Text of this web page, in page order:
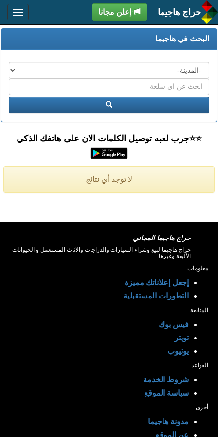
حراج هاجيما إعلن مجانا
البحث في هاجيما
المدن
اكتب
عبارة
البحث
ابحث
⭐️⭐جرب لعبه توصيل الكلمات الان على هاتفك الذكي
لا توجد أي نتائج
حراج هاجيما المجاني
حراج هاجيما لبيع وشراء السيارات والدراجات والاثاث المستعمل و الحيوانات
الأليفة وغيرها.
معلومات
إجعل إعلاناتك مميزة
التطورات المستقبلية
المتابعة
فيس بوك
تويتر
يوتيوب
القواعد
شروط الخدمة
سياسة الموقع
أخرى
مدونة هاجيما
عن الموقع